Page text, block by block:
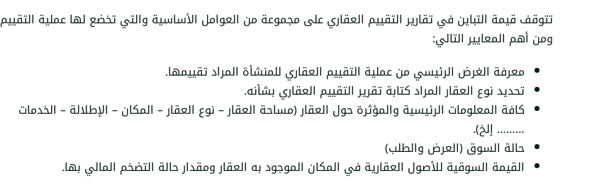
تتوقف قيمة التباين في تقارير التقييم العقاري على مجموعة من العوامل الأساسية والتي تخضع لها عملية التقييم
ومن أهم المعايير التالي:
معرفة الغرض الرئيسي من عملية التقييم العقاري للمنشأة المراد تقييمها.
تحديد نوع العقار المراد كتابة تقرير التقييم العقاري بشأنه.
كافة المعلومات الرئيسية والمؤثرة حول العقار (مساحة العقار – نوع العقار – المكان – الإطلالة – الخدمات
……… إلخ).
حالة السوق (العرض والطلب)
القيمة السوقية للأصول العقارية في المكان الموجود به العقار ومقدار حالة التضخم المالي بها.